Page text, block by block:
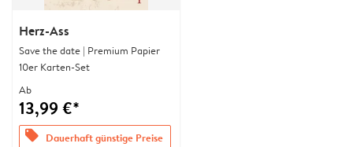
Herz-Ass
Save the date | Premium Papier
10er Karten-Set
Ab
13,99 €*
offers Dauerhaft günstige Preise